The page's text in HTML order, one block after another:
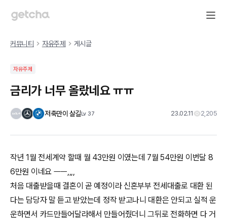
커뮤니티 자유주제 게시글
자유주제
금리가 너무 올랐네요 ㅠㅠ
저축만이 살길Lv37 23.02.11 2,205
작년 1월 전세계약 할때 월 43만원 이였는데 7월 54만원 이번달 8
6만원 이네요 ㅡㅡ,,,,
처음 대출받을때 결혼이 곧 예정이라 신혼부부 전세대출로 대환 된
다는 담당자 말 듣고 받았는데 정작 받고나니 대환은 안되고 실적 운
운하면서 카드만들어달라해서 만들어줬더니 그뒤로 전화하면 다 거